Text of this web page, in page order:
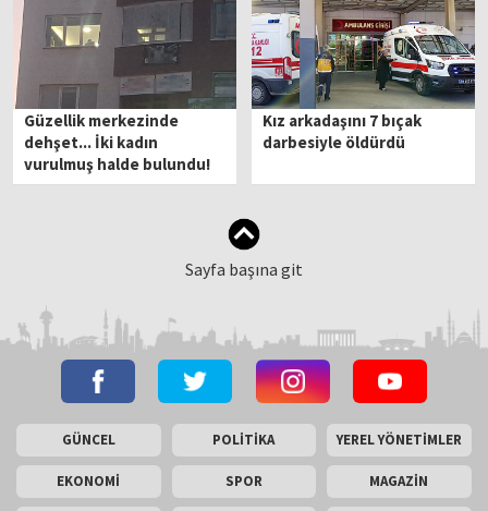
Güzellik merkezinde
dehşet... İki kadın
vurulmuş halde bulundu!
Kız arkadaşını 7 bıçak
darbesiyle öldürdü
Sayfa başına git
GÜNCEL POLİTİKA YEREL YÖNETİMLER
EKONOMİ SPOR MAGAZİN